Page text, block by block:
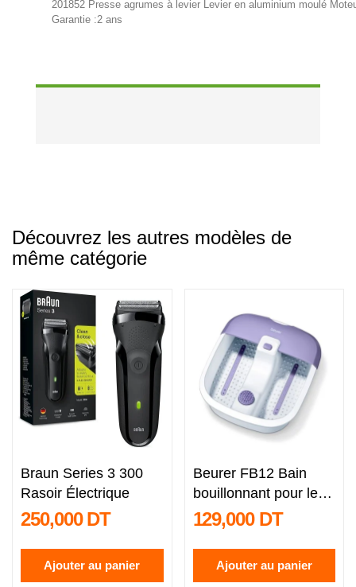
201852 Presse agrumes à levier Levier en aluminium moulé
Garantie :2 ans
Découvrez les autres modèles de
même catégorie
Braun Series 3 300
Rasoir Électrique
250,000 DT
Ajouter au panier
Beurer FB12 Bain
bouillonnant pour les
pieds...
129,000 DT
Ajouter au panier